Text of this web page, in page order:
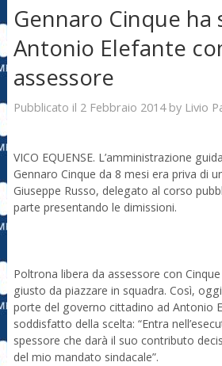
Gennaro Cinque ha
Antonio Elefante
assessore
Pubblicato il 2 Febbraio 2014by Livio
VICO EQUENSE. L’amministrazione
Gennaro Cinque da 8 mesi era priva di
Giuseppe Russo, delegato al corso
parte presentando le dimissioni.
Poltrona libera da assessore con
giusto da piazzare in squadra. Così,
porte del governo cittadino ad Antonio
soddisfatto della scelta: “Entra
spessore che darà il suo contributo
del mio mandato sindacale”.